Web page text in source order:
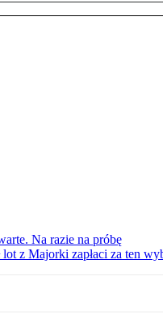
Na razie na próbę
z Majorki zapłaci za ten